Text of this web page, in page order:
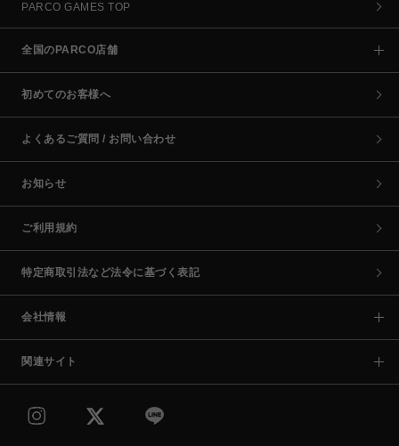
PARCO GAMES TOP
全国のPARCO店舗
初めてのお客様へ
よくあるご質問 / お問い合わせ
お知らせ
ご利用規約
特定商取引法など法令に基づく表記
会社情報
関連サイト